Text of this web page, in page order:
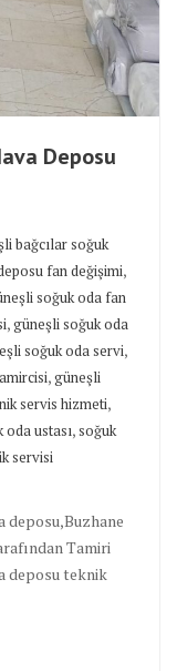
Deposu
bağcılar soğuk
fan değişimi,
soğuk oda fan
,güneşli soğuk oda
soğuk oda servi,
,güneşli
servis hizmeti,
ustası,soğuk
servisi
deposu,Buzhane
Tamiri
deposu teknik